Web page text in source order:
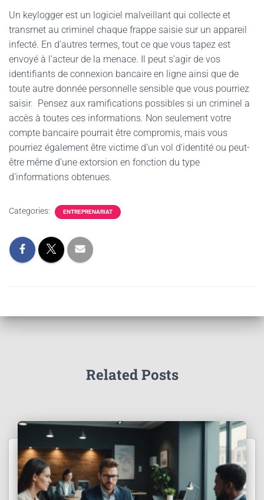
Un keylogger est un logiciel malveillant qui collecte et
transmet au criminel chaque frappe saisie sur un appareil
infecté. En d’autres termes, tout ce que vous tapez est
envoyé à l’acteur de la menace. Il peut s’agir de vos
identifiants de connexion bancaire en ligne ainsi que de
toute autre donnée personnelle sensible que vous pourriez
saisir. Pensez aux ramifications possibles si un criminel a
accès à toutes ces informations. Non seulement votre
compte bancaire pourrait être compromis, mais vous
pourriez également être victime d’un vol d’identité ou peut-
être même d’une extorsion en fonction du type
d’informations obtenues.
Categories: ENTREPRENARIAT
Related Posts